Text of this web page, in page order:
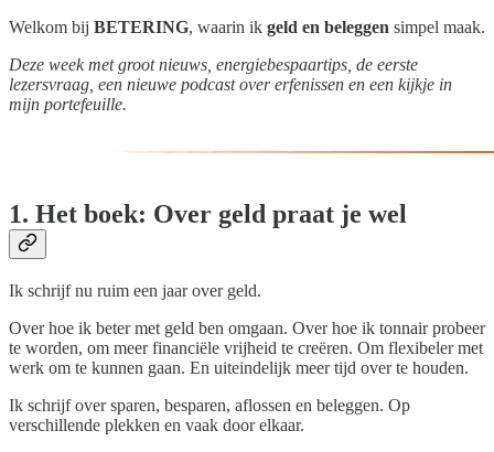
Welkom bij BETERING, waarin ik geld en beleggen simpel maak.
Deze week met groot nieuws, energiebespaartips, de eerste
lezersvraag, een nieuwe podcast over erfenissen en een kijkje in
mijn portefeuille.
1. Het boek: Over geld praat je wel
Ik schrijf nu ruim een jaar over geld.
Over hoe ik beter met geld ben omgaan. Over hoe ik tonnair probeer
te worden, om meer financiële vrijheid te creëren. Om flexibeler met
werk om te kunnen gaan. En uiteindelijk meer tijd over te houden.
Ik schrijf over sparen, besparen, aflossen en beleggen. Op
verschillende plekken en vaak door elkaar.